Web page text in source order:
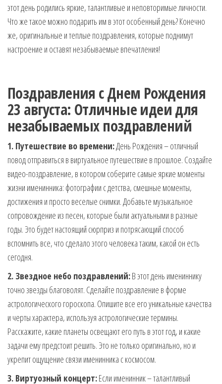
Только для
готовые
голосовые
СМС,
Песни. Самые
Нежные,
Красивые,
Приятные
каждый день и
безумно
сообщения!
этот день родились яркие, талантливые и неповторимые личности.
Что же такое можно подарить им в этот особенный день? Конечно
же, оригинальные и теплые поздравления, которые поднимут
настроение и оставят незабываемые впечатления!
Поздравления с Днем Рождения
23 августа: Отличные идеи для
незабываемых поздравлений
1. Путешествие во времени:День Рождения – отличный
повод отправиться в виртуальное путешествие в прошлое. Создайте
видео-поздравление, в котором соберите самые яркие моменты
жизни именинника: фотографии с детства, смешные моменты,
достижения и просто веселые снимки. Добавьте музыкальное
сопровождение из песен, которые были актуальными в разные
годы. Это будет настоящий сюрприз и потрясающий способ
вспомнить все, что сделало этого человека таким, какой он есть
сегодня.
2. Звездное небо поздравлений:В этот день имениннику
точно звезды благоволят. Сделайте поздравление в форме
астрологического гороскопа. Опишите все его уникальные качества
и черты характера, используя астрологические термины.
Расскажите, какие планеты освещают его путь в этот год, и какие
задачи ему предстоит решить. Это не только оригинально, но и
укрепит ощущение связи именинника с космосом.
3. Виртуозный концерт:Если именинник – талантливый